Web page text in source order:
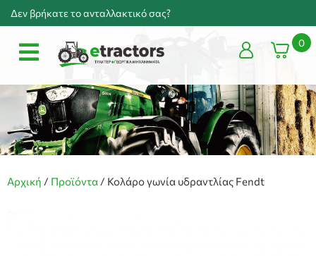
Δεν βρήκατε το ανταλλακτικό σας?
0
Αρχική / Προϊόντα / Κολάρο γωνία υδραντλίας Fendt